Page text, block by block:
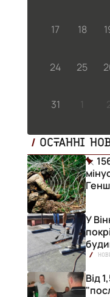
17 18
24 25
31 1
ОСТАННІ
У
Від